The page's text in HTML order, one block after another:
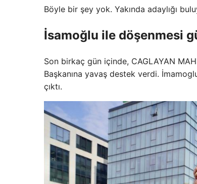
Böyle bir şey yok. Yakında adaylığı
İsamoğlu ile döşenmesi
Son birkaç gün içinde, CAGLAYAN
Başkanına yavaş destek verdi.
çıktı.